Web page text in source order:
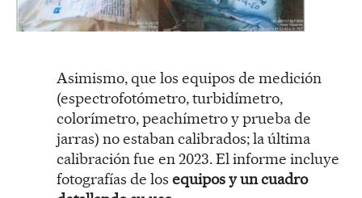
Asimismo, que los equipos de medición
(espectrofotómetro, turbidímetro,
colorímetro, peachímetro y prueba de
jarras) no estaban calibrados; la última
calibración fue en 2023. El informe incluye
fotografías de los equipos y un cuadro